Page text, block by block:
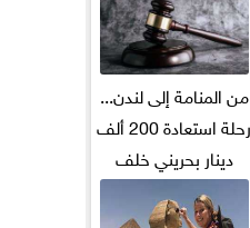
من المنامة إلى لندن...
رحلة استعادة 200 ألف
دينار بحريني خلف
قضبان...